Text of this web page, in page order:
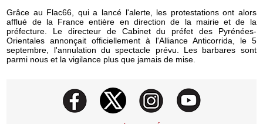
Grâce au Flac66, qui a lancé l'alerte, les protestations ont alors
afflué de la France entière en direction de la mairie et de la
préfecture. Le directeur de Cabinet du préfet des Pyrénées-
Orientales annonçait officiellement à l'Alliance Anticorrida, le 5
septembre, l'annulation du spectacle prévu. Les barbares sont
parmi nous et la vigilance plus que jamais de mise.